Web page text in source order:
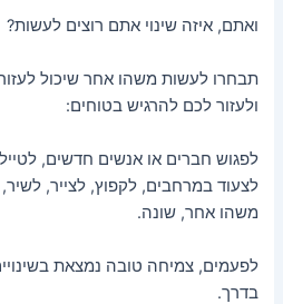
ואתם, איזה שינוי אתם רוצים לעשות?
תבחרו לעשות משהו אחר שיכול
ולעזור לכם להרגיש בטוחים:
לפגוש חברים או אנשים חדשים,
לצעוד במרחבים, לקפוץ, לצייר,
משהו אחר, שונה.
לפעמים, צמיחה טובה נמצאת
בדרך.